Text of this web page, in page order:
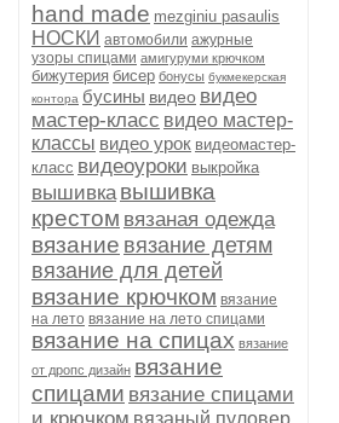
hand made mezginiu pasaulis
НОСКИ автомобили ажурные
узоры спицами амигуруми крючком
бижутерия бисер бонусы букмекерская
контора бусины видео видео
мастер-класс видео мастер-
классы видео урок видеомастер-
класс видеоуроки выкройка
вышивка вышивка
крестом вязаная одежда
вязание вязание детям
вязание для детей
вязание крючком вязание
на лето вязание на лето спицами
вязание на спицах вязание
от дропс дизайн вязание
спицами вязание спицами
вязаный пуловер